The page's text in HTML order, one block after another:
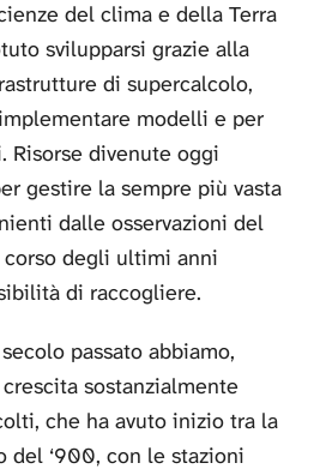
del clima e della Terra
svilupparsi grazie alla
di supercalcolo,
modelli e per
Risorse divenute oggi
gestire la sempre più vasta
dalle osservazioni del
degli ultimi anni
di raccogliere.
passato abbiamo,
sostanzialmente
che ha avuto inizio tra la
del ‘900, con le stazioni